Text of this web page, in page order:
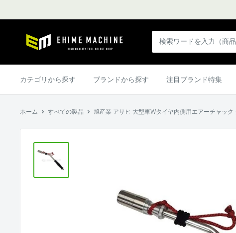
ン
キ
エ
ヒ
本
カテゴリから探す ブランドから探す 注目ブランド特集
ホーム すべての製品 旭産業 アサヒ 大型車Wタイヤ内側用エアーチャック